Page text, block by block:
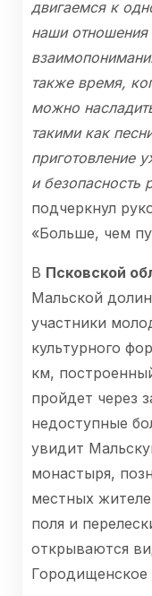
двигаемся к
наши отношения
также время,
можно
такими как
приготовление
и безопасность
подчеркнул
«Больше, чем
В Псковской
Мальской
участники
культурного
км,
пройдет через
недоступные
увидит
монастыря,
местных
поля и
открываются
Городищенское